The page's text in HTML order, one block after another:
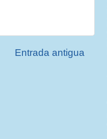
Entrada antigua